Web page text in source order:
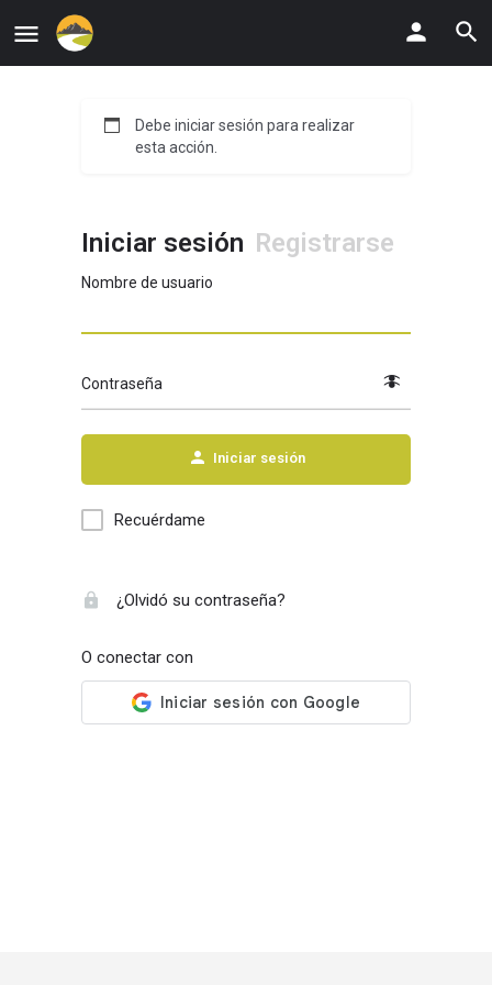
Debe iniciar sesión para realizar
esta acción.
Iniciar sesión Registrarse
Nombre de usuario
Contraseña
Iniciar sesión
Recuérdame
¿Olvidó su contraseña?
O conectar con